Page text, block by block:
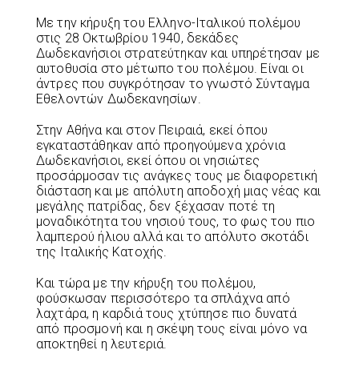
Με την κήρυξη του Ελληνο-Ιταλικού πολέμου
στις 28 Οκτωβρίου 1940, δεκάδες
Δωδεκανήσιοι στρατεύτηκαν και υπηρέτησαν με
αυτοθυσία στο μέτωπο του πολέμου. Είναι οι
άντρες που συγκρότησαν το γνωστό Σύνταγμα
Εθελοντών Δωδεκανησίων.
Στην Αθήνα και στον Πειραιά, εκεί όπου
εγκαταστάθηκαν από προηγούμενα χρόνια
Δωδεκανήσιοι, εκεί όπου οι νησιώτες
προσάρμοσαν τις ανάγκες τους με διαφορετική
διάσταση και με απόλυτη αποδοχή μιας νέας και
μεγάλης πατρίδας, δεν ξέχασαν ποτέ τη
μοναδικότητα του νησιού τους, το φως του πιο
λαμπερού ήλιου αλλά και το απόλυτο σκοτάδι
της Ιταλικής Κατοχής.
Και τώρα με την κήρυξη του πολέμου,
φούσκωσαν περισσότερο τα σπλάχνα από
λαχτάρα, η καρδιά τους χτύπησε πιο δυνατά
από προσμονή και η σκέψη τους είναι μόνο να
αποκτηθεί η λευτεριά.